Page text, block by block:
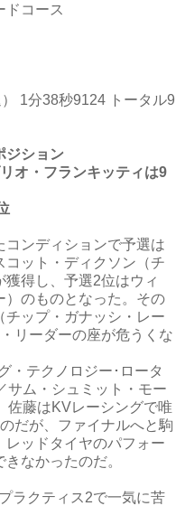
コース
1分38秒9124 トータル9
ジション
オ・フランキッティは9
ンディションで予選は
ット・ディクソン（チ
得し、予選2位はウィ
）のものとなった。その
ップ・ガナッシ・レー
リーダーの座が危うくな
・テクノロジー･ロータ
サム・シュミット・モー
佐藤はKVレーシングで唯
だが、ファイナルへと駒
レッドタイヤのパフォー
なかったのだ。
ラクティス2で一気に苦